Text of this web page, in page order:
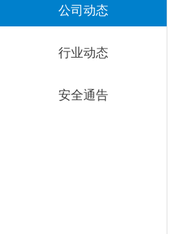
公司动态
行业动态
安全通告